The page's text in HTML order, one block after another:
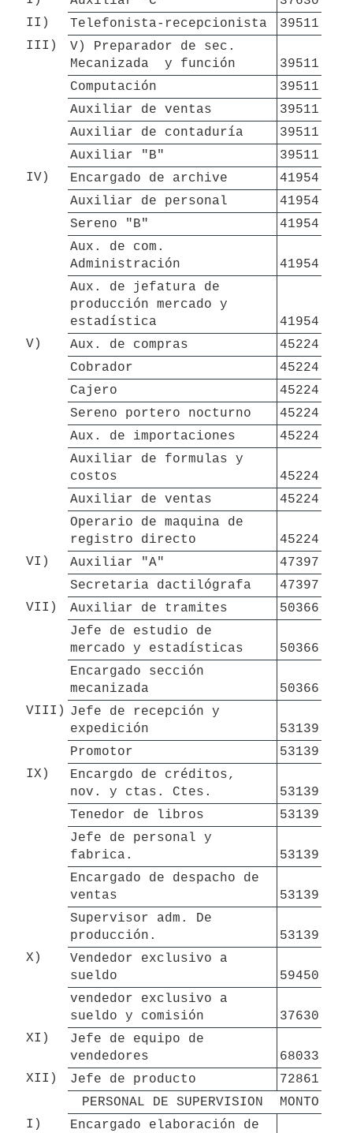
II)
Telefonista-recepcionista
39511
III)
V) Preparador de sec.
Mecanizada  y función
39511
Computación
39511
Auxiliar de ventas
39511
Auxiliar de contaduría
39511
Auxiliar "B"
39511
IV)
Encargado de archive
41954
Auxiliar de personal
41954
Sereno "B"
41954
Aux. de com.
Administración
41954
Aux. de jefatura de
producción mercado y
estadística
41954
V)
Aux. de compras
45224
Cobrador
45224
Cajero
45224
Sereno portero nocturno
45224
Aux. de importaciones
45224
Auxiliar de formulas y
costos
45224
Auxiliar de ventas
45224
Operario de maquina de
registro directo
45224
VI)
Auxiliar "A"
47397
Secretaria dactilógrafa
47397
VII)
Auxiliar de tramites
50366
Jefe de estudio de
mercado y estadísticas
50366
Encargado sección
mecanizada
50366
VIII) Jefe de recepción y
expedición
53139
Promotor
53139
IX)
Encargdo de créditos,
nov. y ctas. Ctes.
53139
Tenedor de libros
53139
Jefe de personal y
fabrica.
53139
Encargado de despacho de
ventas
53139
Supervisor adm. De
producción.
53139
X)
Vendedor exclusivo a
sueldo
59450
vendedor exclusivo a
sueldo y comisión
37630
XI)
Jefe de equipo de
vendedores
68033
XII)
Jefe de producto
72861
PERSONAL DE SUPERVISION
MONTO
I)
Encargado elaboración de